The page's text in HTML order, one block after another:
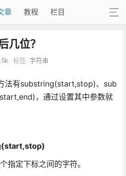
章 教程 栏目
几位？
标签: 字符串
法有substring(start,stop)、sub
，通过设置其中参数就
指定下标之间的字符。